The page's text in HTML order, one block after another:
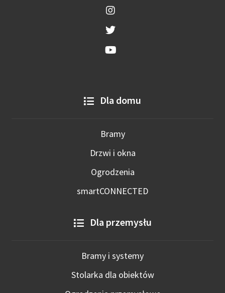
Dla domu
Bramy
Drzwi i okna
Ogrodzenia
smartCONNECTED
Dla przemysłu
Bramy i systemy
Stolarka dla obiektów